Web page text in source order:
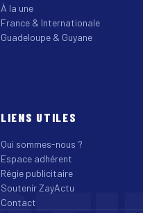
À la une
France & Internationale
Guadeloupe & Guyane
LIENS UTILES
Qui sommes-nous ?
Espace adhérent
Régie publicitaire
Soutenir ZayActu
Contact